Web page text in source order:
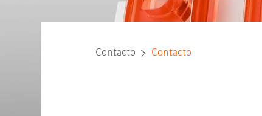
Contacto Contacto